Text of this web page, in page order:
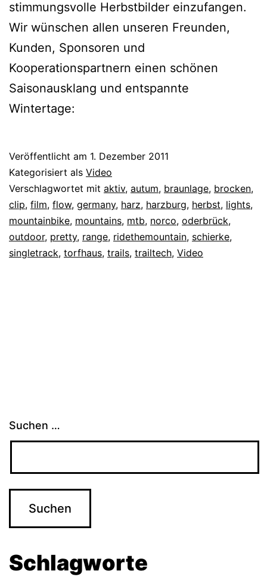
stimmungsvolle Herbstbilder einzufangen.
Wir wünschen allen unseren Freunden,
Kunden, Sponsoren und
Kooperationspartnern einen schönen
Saisonausklang und entspannte
Wintertage:
Veröffentlicht am 1. Dezember 2011
Kategorisiert als Video
Verschlagwortet mit aktiv, autum, braunlage, brocken,
clip, film, flow, germany, harz, harzburg, herbst, lights,
mountainbike, mountains, mtb, norco, oderbrück,
outdoor, pretty, range, ridethemountain, schierke,
singletrack, torfhaus, trails, trailtech, Video
Suchen …
Schlagworte